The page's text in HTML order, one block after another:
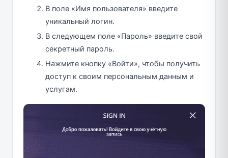
В поле «Имя пользователя» введите
уникальный логин.
В следующем поле «Пароль» введите свой
секретный пароль.
Нажмите кнопку «Войти», чтобы получить
доступ к своим персональным данным и
услугам.